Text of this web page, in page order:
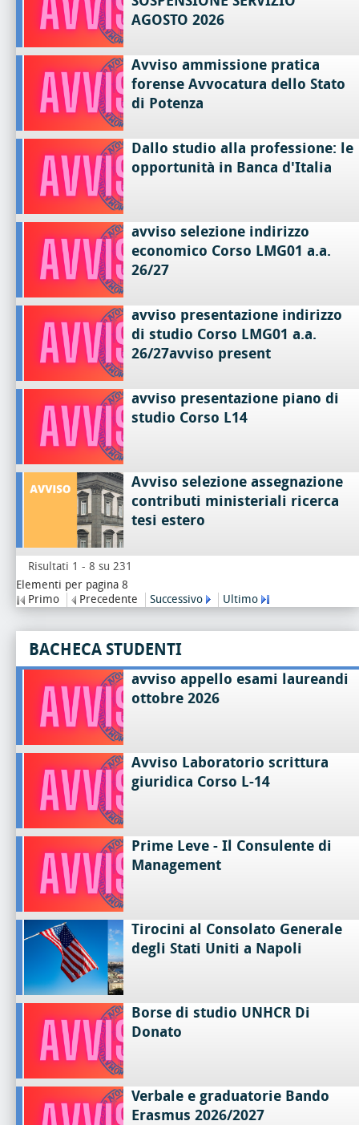
AGOSTO 2026
Avviso ammissione pratica
forense Avvocatura dello Stato
di Potenza
Dallo studio alla professione: le
opportunità in Banca d'Italia
avviso selezione indirizzo
economico Corso LMG01 a.a.
26/27
avviso presentazione indirizzo
di studio Corso LMG01 a.a.
26/27avviso present
avviso presentazione piano di
studio Corso L14
Avviso selezione assegnazione
contributi ministeriali ricerca
tesi estero
Risultati 1 - 8 su 231
Elementi per pagina 8
Primo
Precedente Successivo Ultimo
BACHECA STUDENTI
avviso appello esami laureandi
ottobre 2026
Avviso Laboratorio scrittura
giuridica Corso L-14
Prime Leve - Il Consulente di
Management
Tirocini al Consolato Generale
degli Stati Uniti a Napoli
Borse di studio UNHCR Di
Donato
Verbale e graduatorie Bando
Erasmus 2026/2027